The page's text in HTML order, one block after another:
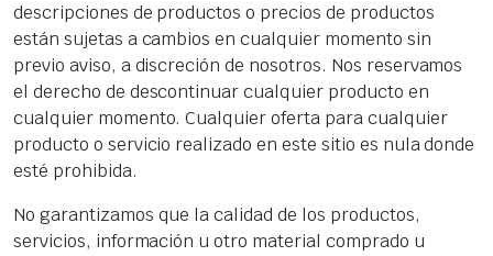
descripciones de productos o precios de productos
están sujetas a cambios en cualquier momento sin
previo aviso, a discreción de nosotros. Nos reservamos
el derecho de descontinuar cualquier producto en
cualquier momento. Cualquier oferta para cualquier
producto o servicio realizado en este sitio es nula donde
esté prohibida.
No garantizamos que la calidad de los productos,
servicios, información u otro material comprado u